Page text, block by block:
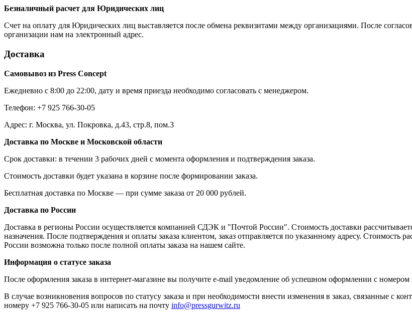
Безналичный расчет для Юридических лиц
Счет на оплату для Юридических лиц выставляется после обмена реквизитами между организациями. После
организации нам на электронный адрес.
Доставка
Самовывоз из Press Concept
Ежедневно с 8:00 до 22:00, дату и время приезда необходимо согласовать с менеджером.
Телефон: +7 925 766-30-05
Адрес: г. Москва, ул. Покровка, д.43, стр.8, пом.3
Доставка по Москве и Московской области
Срок доставки: в течении 3 рабочих дней с момента оформления и подтверждения заказа.
Стоимость доставки будет указана в корзине после формировании заказа.
Бесплатная доставка по Москве — при сумме заказа от 20 000 рублей.
Доставка по России
Доставка в регионы России осуществляется компанией СДЭК и "Почтой России". Стоимость доставки
назначения. После подтверждения и оплаты заказа клиентом, заказ отправляется по указанному адресу. Стоимость
России возможна только после полной оплаты заказа на нашем сайте.
Информация о статусе заказа
После оформления заказа в интернет-магазине вы получите e-mail уведомление об успешном оформлении с номером
В случае возникновения вопросов по статусу заказа и при необходимости внести изменения в заказ, связанные с
номеру +7 925 766-30-05 или написать на почту info@pressgurwitz.ru